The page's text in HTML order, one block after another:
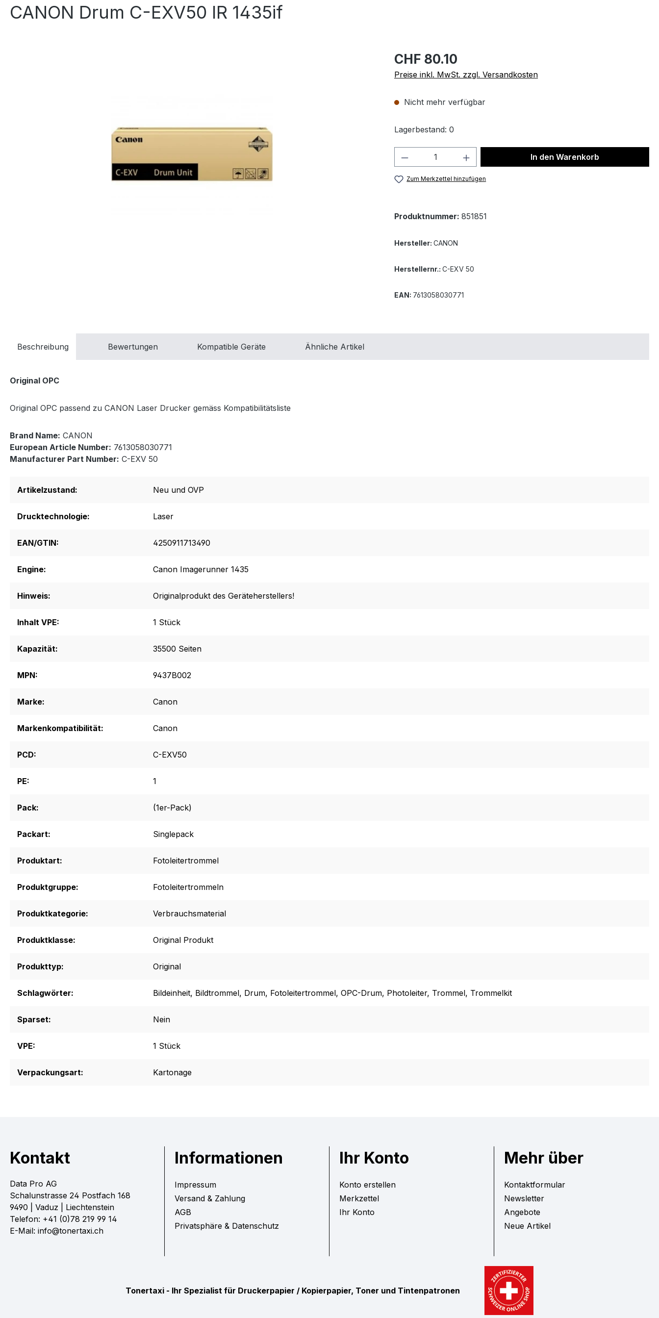
CANON Drum C-EXV50 IR 1435if
CHF 80.10
Preise inkl. MwSt. zzgl. Versandkosten
Nicht mehr verfügbar
Lagerbestand: 0
Produkt Anzahl: Gib den gewünschten Wert
In den Warenkorb
Zum Merkzettel hinzufügen
Produktnummer: 851851
Hersteller: CANON
Herstellernr.: C-EXV 50
EAN: 7613058030771
Beschreibung Bewertungen Kompatible Geräte Ähnliche Artikel
Original OPC
Original OPC passend zu CANON Laser Drucker gemäss Kompatibilitätsliste
Brand Name: CANON
European Article Number: 7613058030771
Manufacturer Part Number: C-EXV 50
Artikelzustand: Neu und OVP
Drucktechnologie: Laser
EAN/GTIN: 4250911713490
Engine: Canon Imagerunner 1435
Hinweis: Originalprodukt des Geräteherstellers!
Inhalt VPE: 1 Stück
Kapazität: 35500 Seiten
MPN: 9437B002
Marke: Canon
Markenkompatibilität: Canon
PCD: C-EXV50
PE: 1
Pack: (1er-Pack)
Packart: Singlepack
Produktart: Fotoleitertrommel
Produktgruppe: Fotoleitertrommeln
Produktkategorie: Verbrauchsmaterial
Produktklasse: Original Produkt
Produkttyp: Original
Schlagwörter: Bildeinheit, Bildtrommel, Drum, Fotoleitertrommel, OPC-Drum, Photoleiter, Trommel, Trommelkit
Sparset: Nein
VPE: 1 Stück
Verpackungsart: Kartonage
Kontakt
Data Pro AG
Schalunstrasse 24 Postfach 168
9490 | Vaduz | Liechtenstein
Telefon: +41 (0)78 219 99 14
E-Mail: info@tonertaxi.ch
Informationen
Impressum
Versand & Zahlung
AGB
Privatsphäre & Datenschutz
Ihr Konto
Konto erstellen
Merkzettel
Ihr Konto
Mehr über
Kontaktformular
Newsletter
Angebote
Neue Artikel
Tonertaxi - Ihr Spezialist für Druckerpapier / Kopierpapier, Toner und Tintenpatronen